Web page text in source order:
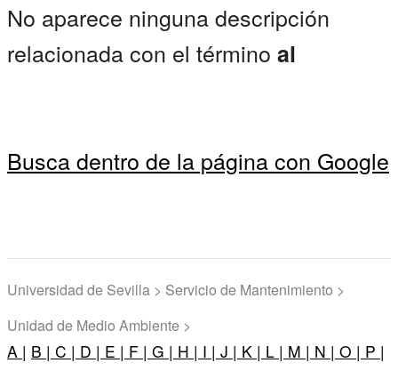
No aparece ninguna descripción
relacionada con el término al
Busca dentro de la página con Google
Universidad de Sevilla > Servicio de Mantenimiento >
Unidad de Medio Ambiente >
A | B | C | D | E | F | G | H | I | J | K | L | M | N | O | P |